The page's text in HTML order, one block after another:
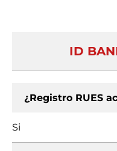
ID
¿Registro RUES
Si